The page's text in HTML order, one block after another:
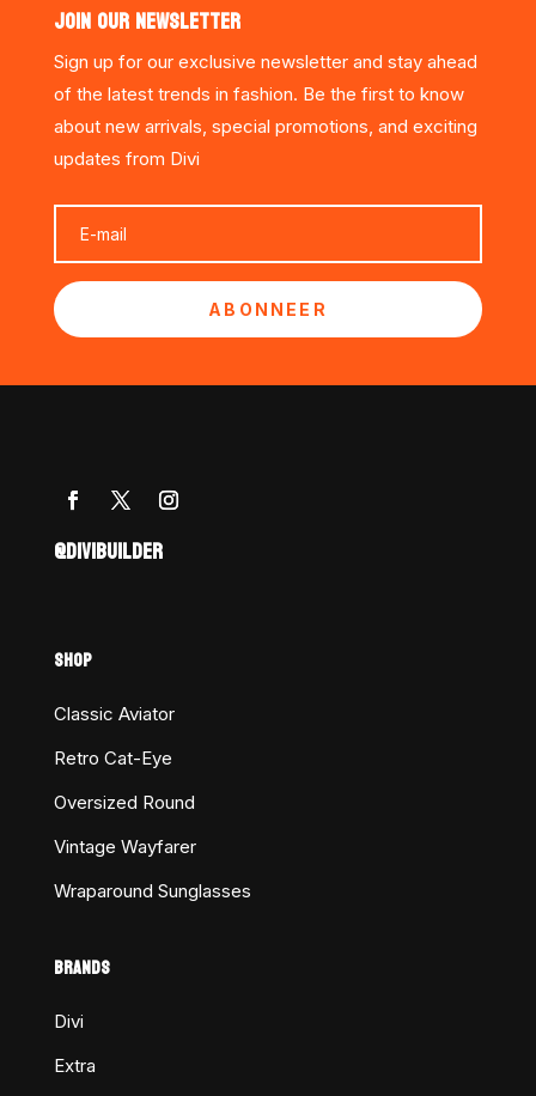
JOIN OUR NEWSLETTER
Sign up for our exclusive newsletter and stay ahead
of the latest trends in fashion. Be the first to know
about new arrivals, special promotions, and exciting
updates from Divi
ABONNEER
@DIVIBUILDER
SHOP
Classic Aviator
Retro Cat-Eye
Oversized Round
Vintage Wayfarer
Wraparound Sunglasses
BRANDS
Divi
Extra